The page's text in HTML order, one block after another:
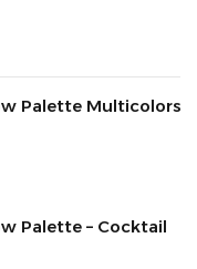
Palette Multicolors
Palette – Cocktail